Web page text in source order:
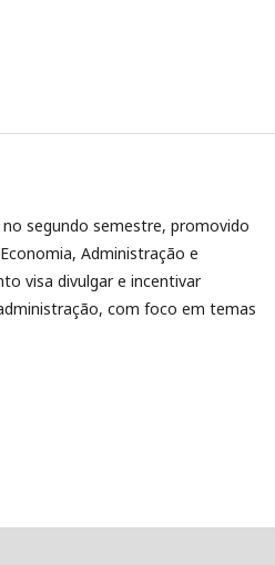
segundo semestre, promovido
Administração e
visa divulgar e incentivar
com foco em temas